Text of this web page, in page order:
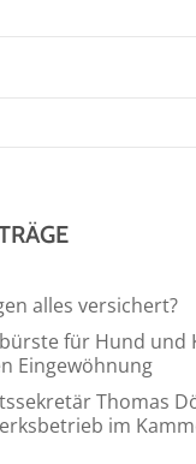
alles versichert?
für Hund und
Eingewöhnung
Thomas
im